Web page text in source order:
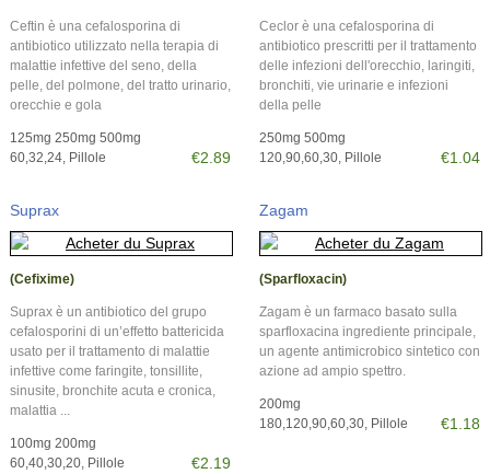
Ceftin è una cefalosporina di
antibiotico utilizzato nella terapia di
malattie infettive del seno, della
pelle, del polmone, del tratto urinario,
orecchie e gola
125mg 250mg 500mg
60,32,24, Pillole
€2.89
Ceclor è una cefalosporina di
antibiotico prescritti per il trattamento
delle infezioni dell'orecchio, laringiti,
bronchiti, vie urinarie e infezioni
della pelle
250mg 500mg
120,90,60,30, Pillole
€1.04
Suprax
(Cefixime)
Suprax è un antibiotico del grupo
cefalosporini di un’effetto battericida
usato per il trattamento di malattie
infettive come faringite, tonsillite,
sinusite, bronchite acuta e cronica,
malattia ...
100mg 200mg
60,40,30,20, Pillole
€2.19
Zagam
(Sparfloxacin)
Zagam è un farmaco basato sulla
sparfloxacina ingrediente principale,
un agente antimicrobico sintetico con
azione ad ampio spettro.
200mg
180,120,90,60,30, Pillole
€1.18